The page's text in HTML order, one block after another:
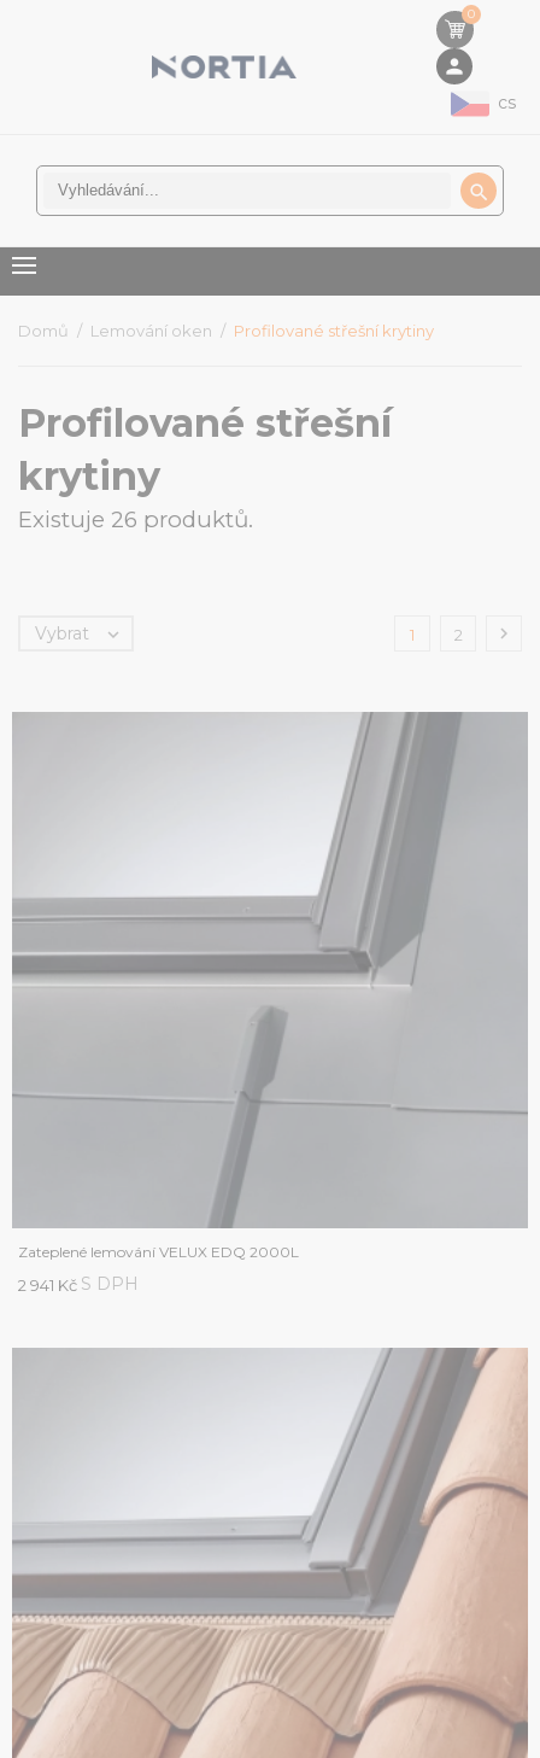
0
person
cs

Domů Lemování oken Profilované střešní krytiny
Profilované střešní
krytiny
Existuje 26 produktů.
Vybrat  1 2 
Zateplené lemování VELUX EDQ 2000L
2 941 Kč S DPH